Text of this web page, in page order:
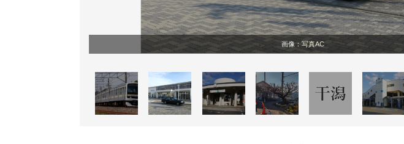
画像： 写真AC